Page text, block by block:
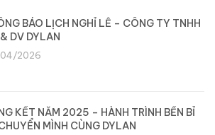
BÁO LỊCH NGHỈ LỄ – CÔNG TY TNHH
DV DYLAN
2026
KẾT NĂM 2025 – HÀNH TRÌNH BỀN BỈ
MÌNH CÙNG DYLAN